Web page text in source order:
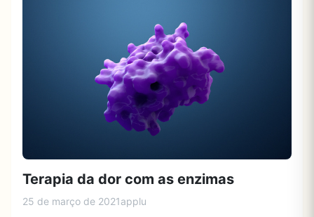
Terapia da dor com as enzimas
25 de março de 2021applu